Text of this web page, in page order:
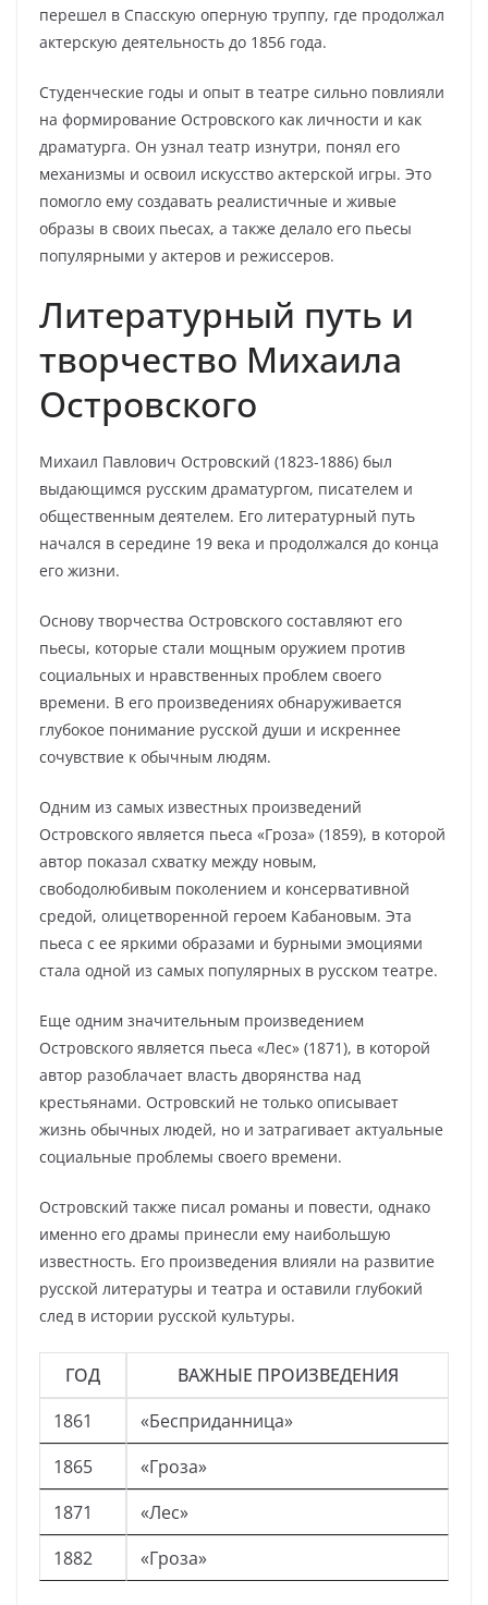
перешел в Спасскую оперную труппу, где продолжал
актерскую деятельность до 1856 года.
Студенческие годы и опыт в театре сильно повлияли
на формирование Островского как личности и как
драматурга. Он узнал театр изнутри, понял его
механизмы и освоил искусство актерской игры. Это
помогло ему создавать реалистичные и живые
образы в своих пьесах, а также делало его пьесы
популярными у актеров и режиссеров.
Литературный путь и
творчество Михаила
Островского
Михаил Павлович Островский (1823-1886) был
выдающимся русским драматургом, писателем и
общественным деятелем. Его литературный путь
начался в середине 19 века и продолжался до конца
его жизни.
Основу творчества Островского составляют его
пьесы, которые стали мощным оружием против
социальных и нравственных проблем своего
времени. В его произведениях обнаруживается
глубокое понимание русской души и искреннее
сочувствие к обычным людям.
Одним из самых известных произведений
Островского является пьеса «Гроза» (1859), в которой
автор показал схватку между новым,
свободолюбивым поколением и консервативной
средой, олицетворенной героем Кабановым. Эта
пьеса с ее яркими образами и бурными эмоциями
стала одной из самых популярных в русском театре.
Еще одним значительным произведением
Островского является пьеса «Лес» (1871), в которой
автор разоблачает власть дворянства над
крестьянами. Островский не только описывает
жизнь обычных людей, но и затрагивает актуальные
социальные проблемы своего времени.
Островский также писал романы и повести, однако
именно его драмы принесли ему наибольшую
известность. Его произведения влияли на развитие
русской литературы и театра и оставили глубокий
след в истории русской культуры.
ГОД
ВАЖНЫЕ ПРОИЗВЕДЕНИЯ
1861
«Бесприданница»
1865
«Гроза»
1871
«Лес»
1882
«Гроза»